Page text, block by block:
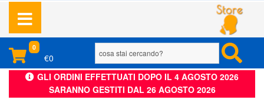
0
€0
GLI ORDINI EFFETTUATI DOPO IL 4 AGOSTO 2026
SARANNO GESTITI DAL 26 AGOSTO 2026